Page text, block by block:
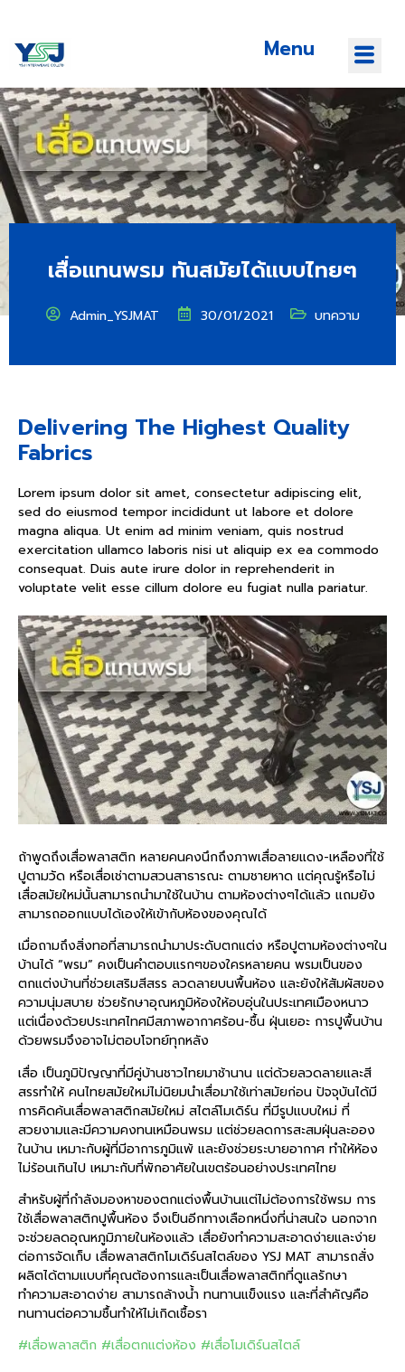
Menu
เสื่อแทนพรม ทันสมัยได้แบบไทยๆ
Admin_YSJMAT 30/01/2021 บทความ
Delivering The Highest Quality
Fabrics
Lorem ipsum dolor sit amet, consectetur adipiscing elit,
sed do eiusmod tempor incididunt ut labore et dolore
magna aliqua. Ut enim ad minim veniam, quis nostrud
exercitation ullamco laboris nisi ut aliquip ex ea commodo
consequat. Duis aute irure dolor in reprehenderit in
voluptate velit esse cillum dolore eu fugiat nulla pariatur.
ถ้าพูดถึงเสื่อพลาสติก หลายคนคงนึกถึงภาพเสื่อลายแดง-เหลืองที่ใช้
ปูตามวัด หรือเสื่อเช่าตามสวนสาธารณะ ตามชายหาด แต่คุณรู้หรือไม่
เสื่อสมัยใหม่นั้นสามารถนำมาใช้ในบ้าน ตามห้องต่างๆได้แล้ว แถมยัง
สามารถออกแบบได้เองให้เข้ากับห้องของคุณได้
เมื่อถามถึงสิ่งทอที่สามารถนำมาประดับตกแต่ง หรือปูตามห้องต่างๆใน
บ้านได้ “พรม” คงเป็นคำตอบแรกๆของใครหลายคน พรมเป็นของ
ตกแต่งบ้านที่ช่วยเสริมสีสรร ลวดลายบนพื้นห้อง และยังให้สัมผัสของ
ความนุ่มสบาย ช่วยรักษาอุณหภูมิห้องให้อบอุ่นในประเทศเมืองหนาว
แต่เนื่องด้วยประเทศไทศมีสภาพอากาศร้อน-ชื้น ฝุ่นเยอะ การปูพื้นบ้าน
ด้วยพรมจึงอาจไม่ตอบโจทย์ทุกหลัง
เสื่อ เป็นภูมิปัญญาที่มีคู่บ้านชาวไทยมาช้านาน แต่ด้วยลวดลายและสี
สรรทำให้ คนไทยสมัยใหม่ไม่นิยมนำเสื่อมาใช้เท่าสมัยก่อน ปัจจุบันได้มี
การคิดค้นเสื่อพลาสติกสมัยใหม่ สไตล์โมเดิร์น ที่มีรูปแบบใหม่ ที่
สวยงามและมีความคงทนเหมือนพรม แต่ช่วยลดการสะสมฝุ่นละออง
ในบ้าน เหมาะกับผู้ที่มีอาการภูมิแพ้ และยังช่วยระบายอากาศ ทำให้ห้อง
ไม่ร้อนเกินไป เหมาะกับที่พักอาศัยในเขตร้อนอย่างประเทศไทย
สำหรับผู้ที่กำลังมองหาของตกแต่งพื้นบ้านแต่ไม่ต้องการใช้พรม การ
ใช้เสื่อพลาสติกปูพื้นห้อง จึงเป็นอีกทางเลือกหนึ่งที่น่าสนใจ นอกจาก
จะช่วยลดอุณหภูมิภายในห้องแล้ว เสื่อยังทำความสะอาดง่ายและง่าย
ต่อการจัดเก็บ เสื่อพลาสติกโมเดิร์นสไตล์ของ YSJ MAT สามารถสั่ง
ผลิตได้ตามแบบที่คุณต้องการและเป็นเสื่อพลาสติกที่ดูแลรักษา
ทำความสะอาดง่าย สามารถล้างน้ำ ทนทานแข็งแรง และที่สำคัญคือ
ทนทานต่อความชื้นทำให้ไม่เกิดเชื้อรา
#เสื่อพลาสติก #เสื่อตกแต่งห้อง #เสื่อโมเดิร์นสไตล์